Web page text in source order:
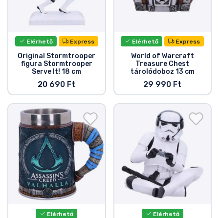
Elérhető Express
Original Stormtrooper
figura Stormtrooper
Serve It! 18 cm
20 690 Ft
Elérhető Express
World of Warcraft
Treasure Chest
tárolódoboz 13 cm
29 990 Ft
Elérhető Elérhető